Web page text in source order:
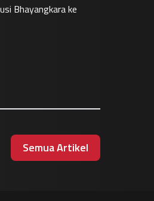
Bhayangkara ke
Semua Artikel